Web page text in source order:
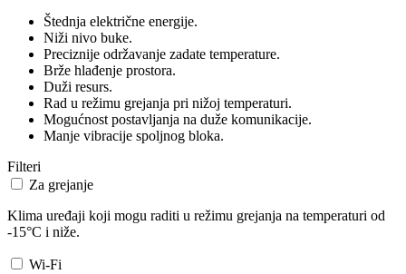
Štednja električne energije.
Niži nivo buke.
Preciznije održavanje zadate temperature.
Brže hlađenje prostora.
Duži resurs.
Rad u režimu grejanja pri nižoj temperaturi.
Mogućnost postavljanja na duže komunikacije.
Manje vibracije spoljnog bloka.
Filteri
Za grejanje
Klima uređaji koji mogu raditi u režimu grejanja na temperaturi od
-15°C i niže.
Wi-Fi